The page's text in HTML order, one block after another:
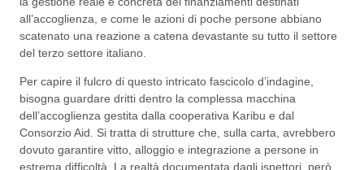
all’accoglienza, e come le azioni di poche persone abbiano
scatenato una reazione a catena devastante su tutto il settore
del terzo settore italiano.
Per capire il fulcro di questo intricato fascicolo d’indagine,
bisogna guardare dritti dentro la complessa macchina
dell’accoglienza gestita dalla cooperativa Karibu e dal
Consorzio Aid. Si tratta di strutture che, sulla carta, avrebbero
dovuto garantire vitto, alloggio e integrazione a persone in
estrema difficoltà. La realtà documentata dagli ispettori, però,